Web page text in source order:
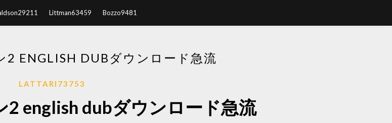
Littman63459 Bozzo9481
2 ENGLISH DUBダウンロード急流
LATTARI73753
2 english dubダウンロード急流